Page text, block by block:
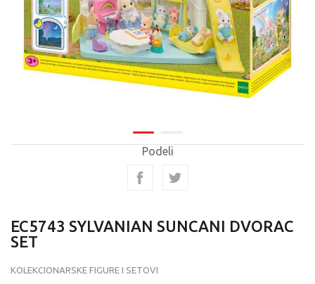
Podeli
EC5743 SYLVANIAN SUNCANI DVORAC
SET
KOLEKCIONARSKE FIGURE I SETOVI